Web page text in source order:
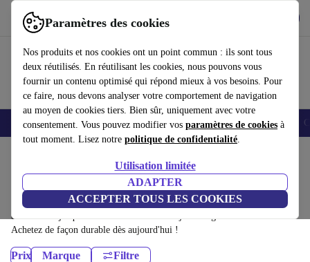
Paramètres des cookies
Nos produits et nos cookies ont un point commun : ils sont tous
deux réutilisés. En réutilisant les cookies, nous pouvons vous
fournir un contenu optimisé qui répond mieux à vos besoins. Pour
ce faire, nous devons analyser votre comportement de navigation
au moyen de cookies tiers. Bien sûr, uniquement avec votre
consentement. Vous pouvez modifier vos paramètres de cookies à
tout moment. Lisez notre politique de confidentialité.
Utilisation limitée
ADAPTER
ACCEPTER TOUS LES COOKIES
Utilisez refurbed rapidement et facilement
Smartphones Laptops Tablettes Montres connectées Accessoires
Ordinateurs portables:
Ordinateurs portables certifiés reconditionnés à moins de 6300€ –
économisez jusqu'à 40 %. Retours sous 30 jours et garantie de 12 mois.
Achetez de façon durable dès aujourd'hui !
Prix Marque Filtre